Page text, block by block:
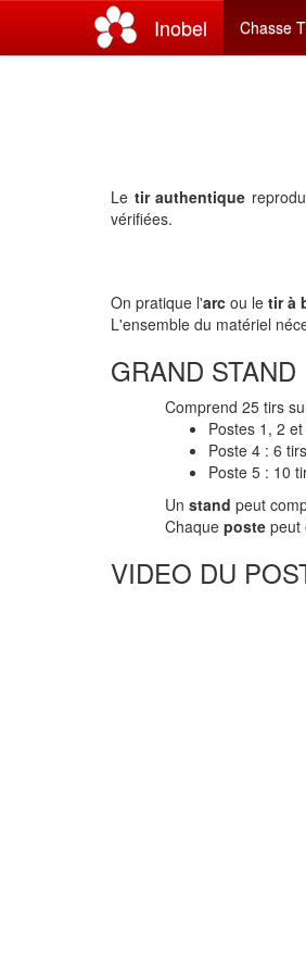
Inobel Chasse
Le tir authentique
vérifiées.
On pratique l'arc ou le tir à
L'ensemble du matériel
GRAND STAND
Comprend 25 tirs
Postes 1, 2
Poste 4 : 6 tirs
Poste 5 : 10
Un stand peut
Chaque poste peut
VIDEO DU